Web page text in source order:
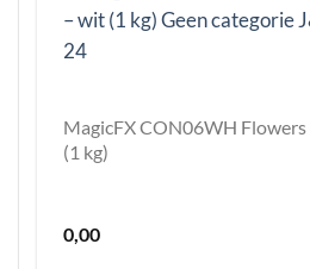
MagicFX CON06WH
(1 kg)
0,00